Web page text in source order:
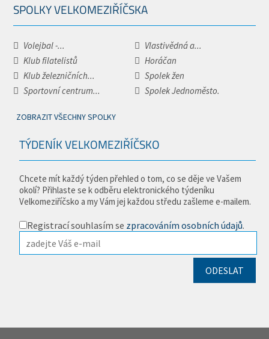
SPOLKY VELKOMEZIŘÍČSKA
Volejbal -...
Vlastivědná a...
Klub filatelistů
Horáčan
Klub železničních...
Spolek žen
Sportovní centrum...
Spolek Jednoměsto.
ZOBRAZIT VŠECHNY SPOLKY
TÝDENÍK VELKOMEZIŘÍČSKO
Chcete mít každý týden přehled o tom, co se děje ve Vašem
okolí? Přihlaste se k odběru elektronického týdeníku
Velkomeziříčsko a my Vám jej každou středu zašleme e-mailem.
Registrací souhlasím se zpracováním osobních údajů.